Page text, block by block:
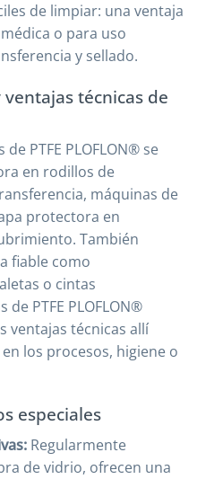
de limpiar: una ventaja
o para uso
y sellado.
técnicas de
PTFE PLOFLON® se
en rodillos de
máquinas de
protectora en
También
fiable como
o cintas
PTFE PLOFLON®
ventajas técnicas allí
los procesos, higiene o
especiales
Regularmente
de vidrio, ofrecen una